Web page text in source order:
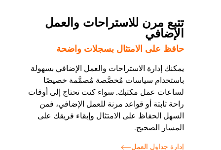
تتبع مرن للاستراحات والعمل
الإضافي
حافظ على الامتثال بسجلات واضحة
يمكنك إدارة الاستراحات والعمل الإضافي بسهولة
باستخدام سياسات مُخصَّصة مُصمَّمة خصيصًا
لساعات عمل مكتبك. سواء كنت تحتاج إلى أوقات
راحة ثابتة أو قواعد مرنة للعمل الإضافي، فمن
السهل الحفاظ على الامتثال وإبقاء فريقك على
المسار الصحيح.
إدارة جداول العمل